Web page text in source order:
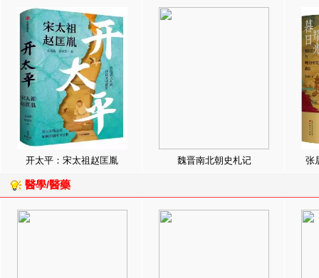
开太平：宋太祖赵匡胤 魏晋南北朝史札记 张
醫學/醫藥